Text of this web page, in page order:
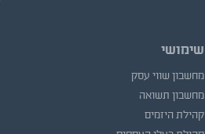
שימושי
מחשבון שווי עסק
מחשבון תשואה
קהילת היזמים